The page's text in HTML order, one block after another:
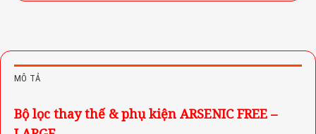
MÔ TẢ
Bộ lọc thay thế & phụ kiện ARSENIC FREE –